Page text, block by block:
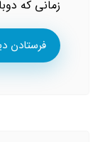
زمانی که
فرستادن